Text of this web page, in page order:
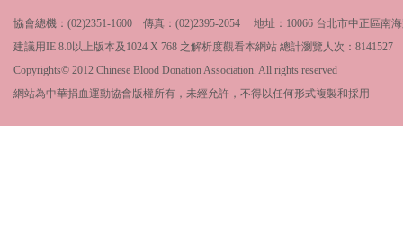
協會總機：(02)2351-1600 傳真：(02)2395-2054 地址：10066 台北市中正區南
建議用IE 8.0以上版本及1024 X 768 之解析度觀看本網站 總計瀏覽人次： 8141527
Copyrights© 2012 Chinese Blood Donation Association. All rights reserved
網站為中華捐血運動協會版權所有，未經允許，不得以任何形式複製和採用